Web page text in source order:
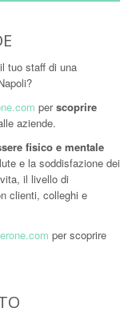
tuo staff di una
perscoprire
aziende.
fisico e mentale
e la soddisfazione dei
il livello di
clienti, colleghi e
per scoprire